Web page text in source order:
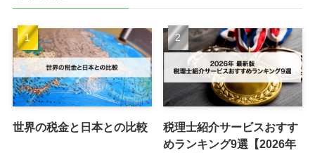
世界の税金と日本との比較
税理士紹介サービスおすす
めランキング9選【2026年